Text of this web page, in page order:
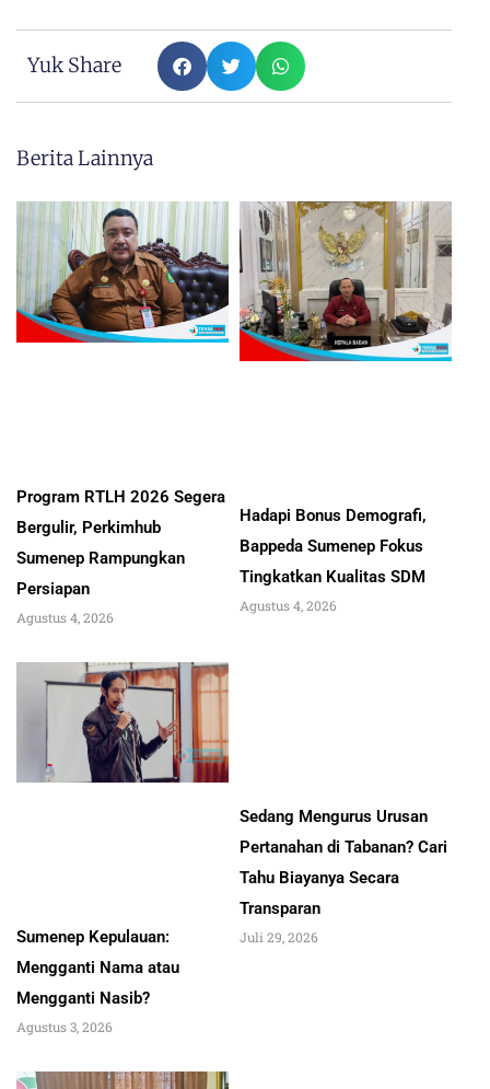
Yuk Share
Berita Lainnya
Program RTLH 2026 Segera
Bergulir, Perkimhub
Sumenep Rampungkan
Persiapan
Agustus 4, 2026
Hadapi Bonus Demografi,
Bappeda Sumenep Fokus
Tingkatkan Kualitas SDM
Agustus 4, 2026
Sumenep Kepulauan:
Mengganti Nama atau
Mengganti Nasib?
Agustus 3, 2026
Sedang Mengurus Urusan
Pertanahan di Tabanan? Cari
Tahu Biayanya Secara
Transparan
Juli 29, 2026